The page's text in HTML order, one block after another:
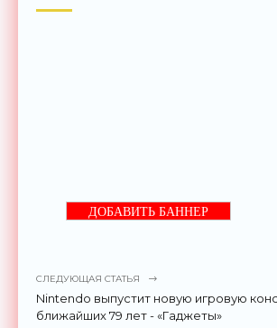
ДОБАВИТЬ БАННЕР
СЛЕДУЮЩАЯ СТАТЬЯ
Nintendo выпустит новую игровую
ближайших 79 лет - «Гаджеты»